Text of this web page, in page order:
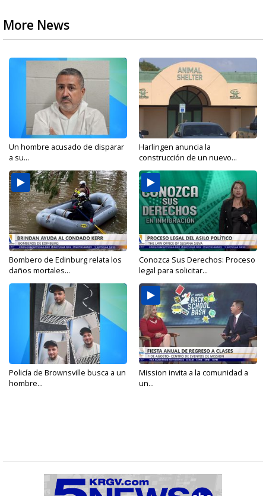
More News
Un hombre acusado de disparar
a su...
Harlingen anuncia la
construcción de un nuevo...
Bombero de Edinburg relata los
daños mortales...
Conozca Sus Derechos: Proceso
legal para solicitar...
Policía de Brownsville busca a un
hombre...
Mission invita a la comunidad a
un...